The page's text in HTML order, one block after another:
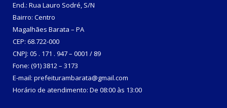
End.: Rua Lauro Sodré, S/N
Bairro: Centro
Magalhães Barata – PA
CEP: 68.722-000
CNPJ: 05 . 171 . 947 – 0001 / 89
Fone: (91) 3812 – 3173
E-mail: prefeiturambarata@gmail.com
Horário de atendimento: De 08:00 às 13:00